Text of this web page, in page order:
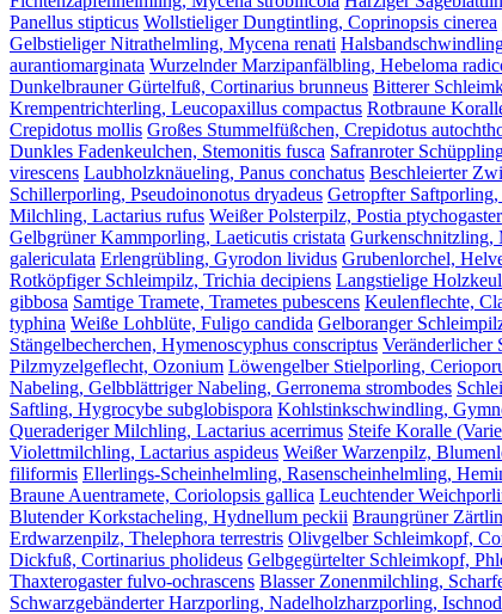
Panellus stipticus Wollstieliger Dungtintling, Coprinopsis cinerea
Gelbstieliger Nitrathelmling, Mycena renati
aurantiomarginata Wurzelnder Marzipanfälbling, Hebeloma
Dunkelbrauner Gürtelfuß, Cortinarius brunneus Bitterer
Krempentrichterling, Leucopaxillus compactus Rotbraune
Crepidotus mollis Großes Stummelfüßchen, Crepidotus
Dunkles Fadenkeulchen, Stemonitis fusca Safranroter
virescens Laubholzknäueling, Panus conchatus Beschleierter
Schillerporling, Pseudoinonotus dryadeus Getropfter
Milchling, Lactarius rufus Weißer Polsterpilz, Postia ptychogaster
Gelbgrüner Kammporling, Laeticutis cristata Gurkenschnitzling,
galericulata Erlengrübling, Gyrodon lividus Grubenlorchel,
Rotköpfiger Schleimpilz, Trichia decipiens Langstielige
gibbosa Samtige Tramete, Trametes pubescens Keulenflechte,
typhina Weiße Lohblüte, Fuligo candida Gelboranger
Stängelbecherchen, Hymenoscyphus conscriptus Veränderlicher
Pilzmyzelgeflecht, Ozonium Löwengelber Stielporling,
Nabeling, Gelbblättriger Nabeling, Gerronema strombodes
Saftling, Hygrocybe subglobispora Kohlstinkschwindling,
Queraderiger Milchling, Lactarius acerrimus Steife Koralle
Violettmilchling, Lactarius aspideus Weißer Warzenpilz,
filiformis Ellerlings-Scheinhelmling, Rasenscheinhelmling,
Braune Auentramete, Coriolopsis gallica Leuchtender
Blutender Korkstacheling, Hydnellum peckii Braungrüner
Erdwarzenpilz, Thelephora terrestris Olivgelber Schleimkopf,
Dickfuß, Cortinarius pholideus Gelbgegürtelter Schleimkopf,
Thaxterogaster fulvo-ochrascens Blasser Zonenmilchling,
Schwarzgebänderter Harzporling, Nadelholzharzporling,